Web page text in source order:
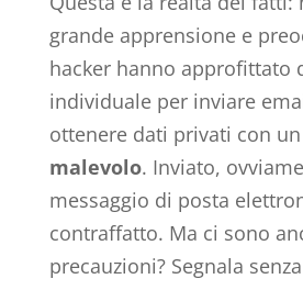
grande apprensione e
hacker hanno approfittato
individuale per inviare
ottenere dati privati con un
malevolo. Inviato,
messaggio di posta
contraffatto. Ma ci sono
precauzioni? Segnala